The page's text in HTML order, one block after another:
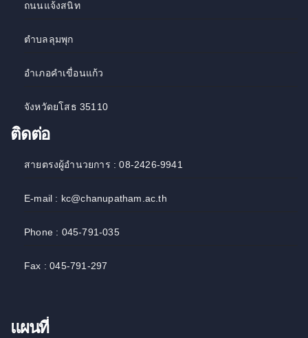
ถนนแจ้งสนิท
ตำบลลุมพุก
อำเภอคำเขื่อนแก้ว
จังหวัดยโสธ 35110
ติดต่อ
สายตรงผู้อำนวยการ : 08-2426-9941
E-mail : kc@chanupatham.ac.th
Phone : 045-791-035
Fax : 045-791-297
แผนที่